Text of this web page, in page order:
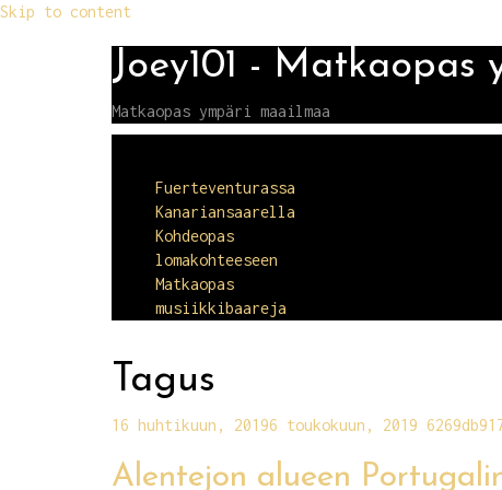
Skip to content
Joey101 -
Matkaopas ympäri maailmaa
Fuerteventurassa
Kanariansaarella
Kohdeopas
lomakohteeseen
Matkaopas
musiikkibaareja
Tagus
16 huhtikuun, 20196 toukokuun, 2019
Alentejon alueen